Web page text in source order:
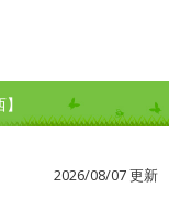
2026/08/07 更新